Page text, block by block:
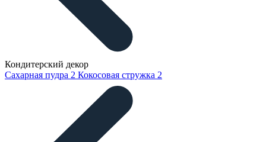
Кондитерский декор
Сахарная пудра 2 Кокосовая стружка 2